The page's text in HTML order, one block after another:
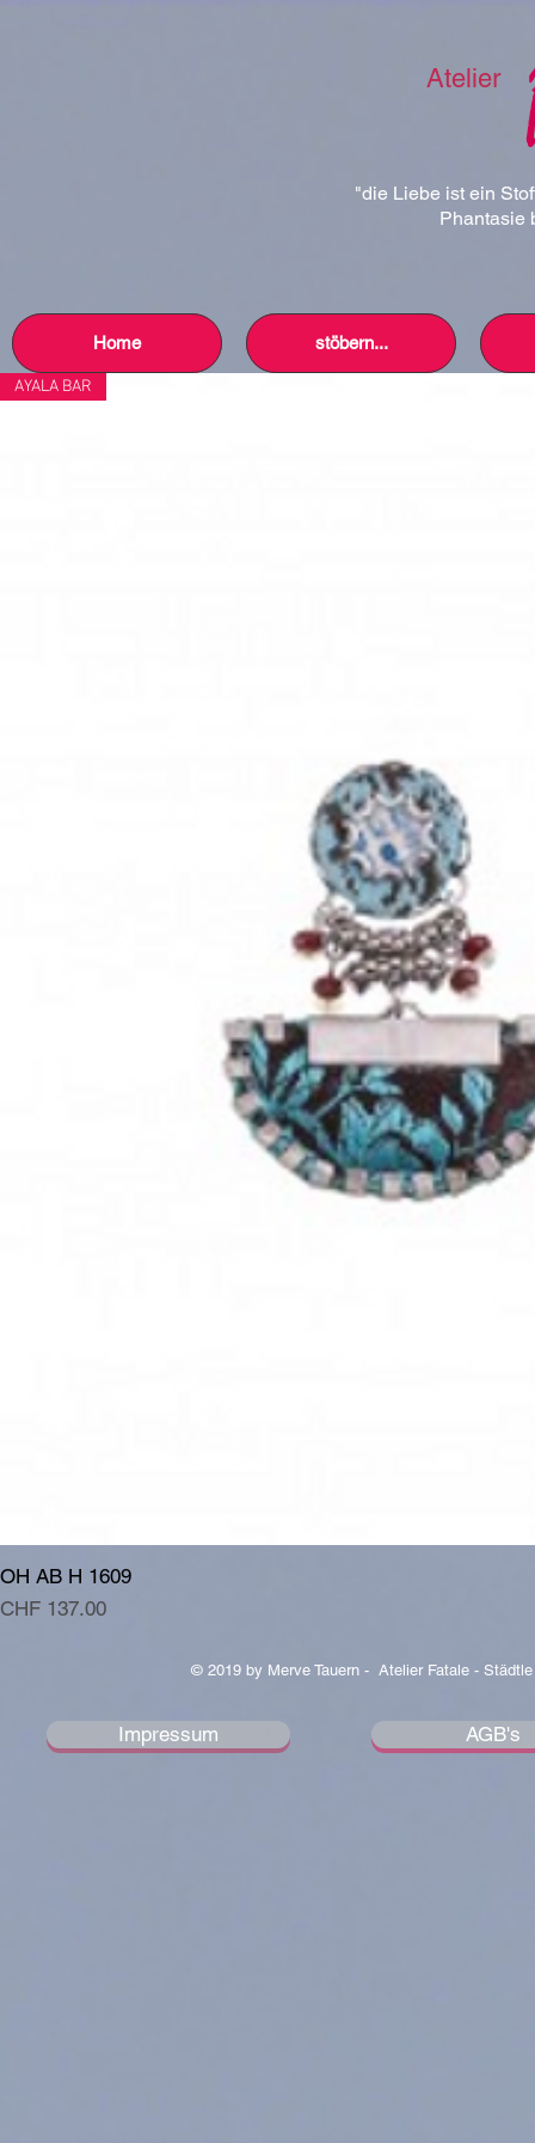
Atelier
"die Liebe ist ein
Phantasie
Home stöbern...
AYALA BAR
OH AB H 1609
Preis
CHF 137.00
© 2019 by Merve Tauern - Atelier Fatale -
Impressum AGB's